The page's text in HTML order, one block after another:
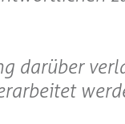
darüber